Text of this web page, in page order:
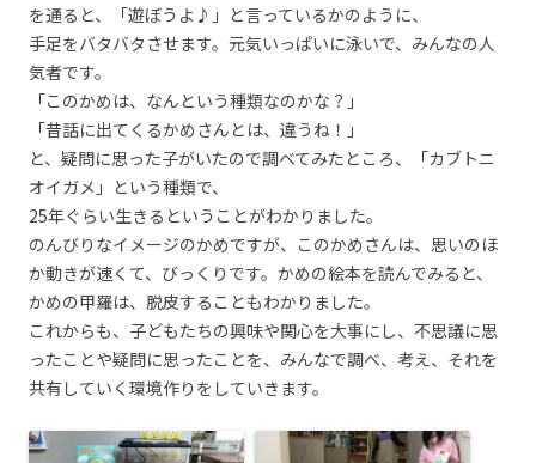
を通ると、「遊ぼうよ♪」と言っているかのように、
手足をバタバタさせます。元気いっぱいに泳いで、みんなの人
気者です。
「このかめは、なんという種類なのかな？」
「昔話に出てくるかめさんとは、違うね！」
と、疑問に思った子がいたので調べてみたところ、「カブトニ
オイガメ」という種類で、
25年ぐらい生きるということがわかりました。
のんびりなイメージのかめですが、このかめさんは、思いのほ
か動きが速くて、びっくりです。かめの絵本を読んでみると、
かめの甲羅は、脱皮することもわかりました。
これからも、子どもたちの興味や関心を大事にし、不思議に思
ったことや疑問に思ったことを、みんなで調べ、考え、それを
共有していく環境作りをしていきます。